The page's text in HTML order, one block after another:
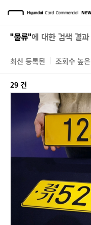
"물류"에 대한 검색 결과
최신 등록된 조회수 높은
29 건